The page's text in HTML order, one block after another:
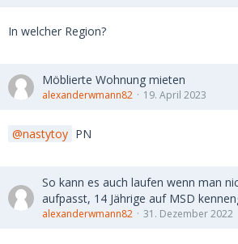
In welcher Region?
Möblierte Wohnung mieten
alexanderwmann82 19. April 2023
nastytoy PN
So kann es auch laufen wenn man
aufpasst, 14 Jährige auf MSD
alexanderwmann82 31. Dezember 2022